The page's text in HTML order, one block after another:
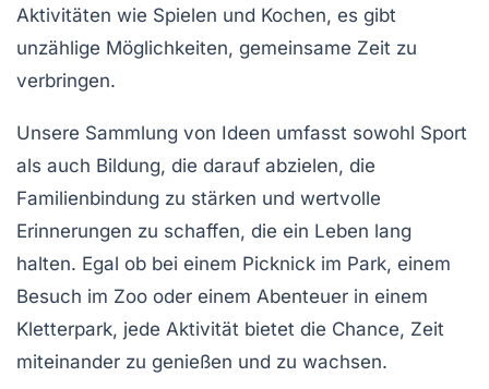
Aktivitäten wie Spielen und Kochen, es gibt
unzählige Möglichkeiten, gemeinsame Zeit zu
verbringen.
Unsere Sammlung von Ideen umfasst sowohl Sport
als auch Bildung, die darauf abzielen, die
Familienbindung zu stärken und wertvolle
Erinnerungen zu schaffen, die ein Leben lang
halten. Egal ob bei einem Picknick im Park, einem
Besuch im Zoo oder einem Abenteuer in einem
Kletterpark, jede Aktivität bietet die Chance, Zeit
miteinander zu genießen und zu wachsen.